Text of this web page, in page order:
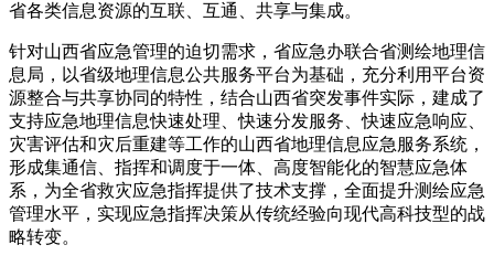
省各类信息资源的互联、互通、共享与集成。
针对山西省应急管理的迫切需求，省应急办联合省测绘地理信
息局，以省级地理信息公共服务平台为基础，充分利用平台资
源整合与共享协同的特性，结合山西省突发事件实际，建成了
支持应急地理信息快速处理、快速分发服务、快速应急响应、
灾害评估和灾后重建等工作的山西省地理信息应急服务系统，
形成集通信、指挥和调度于一体、高度智能化的智慧应急体
系，为全省救灾应急指挥提供了技术支撑，全面提升测绘应急
管理水平，实现应急指挥决策从传统经验向现代高科技型的战
略转变。